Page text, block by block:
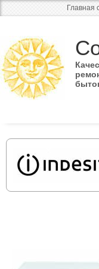
Главная